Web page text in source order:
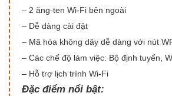
– 2 ăng-ten Wi-Fi bên ngoài
– Dễ dàng cài đặt
– Mã hóa không dây dễ dàng với nút
– Các chế độ làm việc: Bộ định tuyến,
– Hỗ trợ lịch trình Wi-Fi
Đặc điểm nổi bật: